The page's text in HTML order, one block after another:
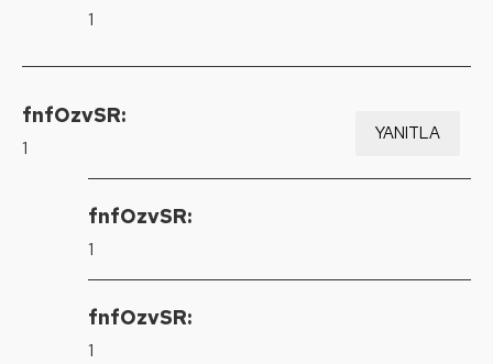
1
fnfOzvSR:
YANITLA
1
fnfOzvSR:
1
fnfOzvSR:
1